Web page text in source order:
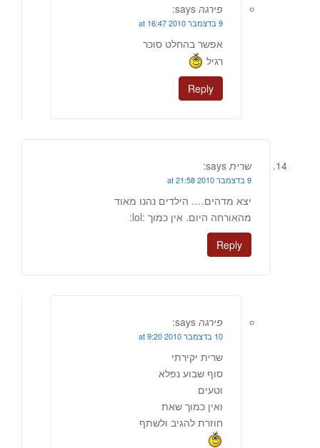
פירגה says:
9 בדצמבר 2010 at 16:47
אפשר בהחלט סוכר
רגיל
Reply
שרית says:
9 בדצמבר 2010 at 21:58
יצא מדהים…. הילדים נהנו מאוד
מהאורחה היום. אין כמוך :lol:
Reply
פירגה says:
10 בדצמבר 2010 at 9:20
שרית יקירתי
סוף שבוע נפלא
וטעים
ואין כמוך שאת
חוזרת להגיב ולשתף